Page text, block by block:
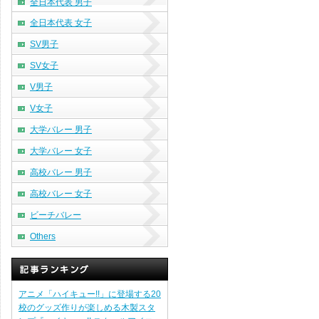
全日本代表 男子
全日本代表 女子
SV男子
SV女子
V男子
V女子
大学バレー 男子
大学バレー 女子
高校バレー 男子
高校バレー 女子
ビーチバレー
Others
アニメ「ハイキュー!!」に登場する20
校のグッズ作りが楽しめる木製スタ